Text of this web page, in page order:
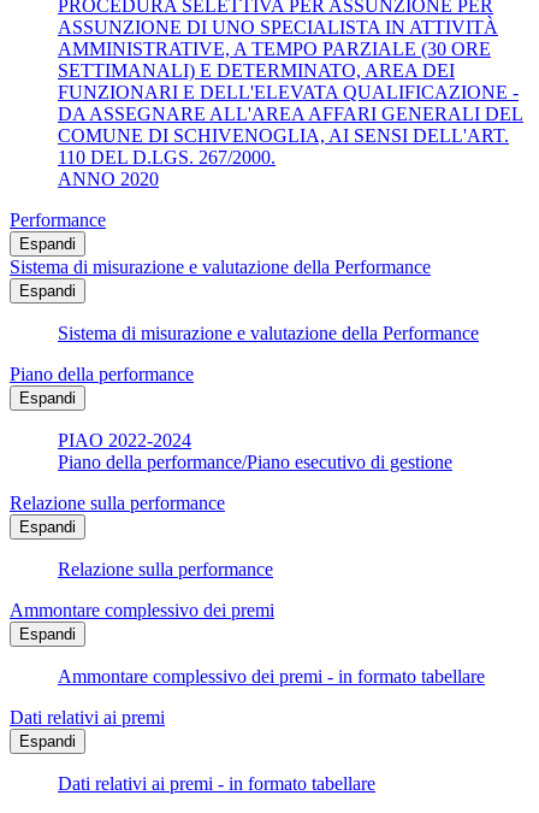
PROCEDURA SELETTIVA PER ASSUNZIONE PER
ASSUNZIONE DI UNO SPECIALISTA IN ATTIVITÀ
AMMINISTRATIVE, A TEMPO PARZIALE (30 ORE
SETTIMANALI) E DETERMINATO, AREA DEI
FUNZIONARI E DELL'ELEVATA QUALIFICAZIONE -
DA ASSEGNARE ALL'AREA AFFARI GENERALI DEL
COMUNE DI SCHIVENOGLIA, AI SENSI DELL'ART.
110 DEL D.LGS. 267/2000.
ANNO 2020
Performance
Espandi
Sistema di misurazione e valutazione della Performance
Espandi
Sistema di misurazione e valutazione della Performance
Piano della performance
Espandi
PIAO 2022-2024
Piano della performance/Piano esecutivo di gestione
Relazione sulla performance
Espandi
Relazione sulla performance
Ammontare complessivo dei premi
Espandi
Ammontare complessivo dei premi - in formato tabellare
Dati relativi ai premi
Espandi
Dati relativi ai premi - in formato tabellare